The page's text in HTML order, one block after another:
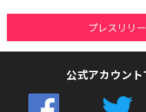
プレスリリ
公式アカウント